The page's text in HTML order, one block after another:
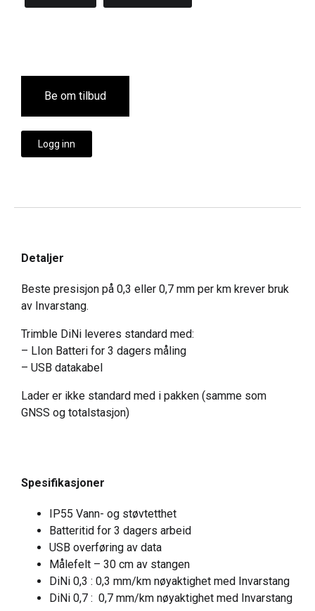
Be om tilbud
Logg inn
Detaljer
Beste presisjon på 0,3 eller 0,7 mm per km krever bruk
av Invarstang.
Trimble DiNi leveres standard med:
– LIon Batteri for 3 dagers måling
– USB datakabel
Lader er ikke standard med i pakken (samme som
GNSS og totalstasjon)
Spesifikasjoner
IP55 Vann- og støvtetthet
Batteritid for 3 dagers arbeid
USB overføring av data
Målefelt – 30 cm av stangen
DiNi 0,3 : 0,3 mm/km nøyaktighet med Invarstang
DiNi 0,7 : 0,7 mm/km nøyaktighet med Invarstang